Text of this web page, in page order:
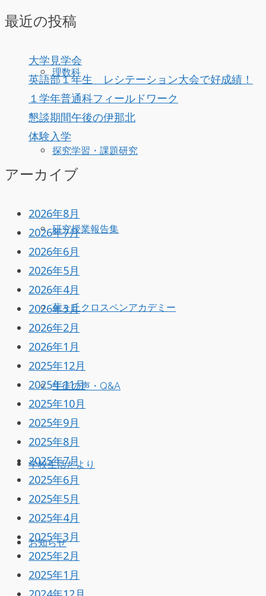
理数科
探究学習・課題研究
研究授業報告集
薫ヶ丘クロスペンアカデミー
生徒の声・Q&A
学校生活だより
お知らせ
最近の投稿
大学見学会
英語部１年生 レシテーション大会で好成績！
１学年普通科フィールドワーク
懇談期間午後の伊那北
体験入学
アーカイブ
2026年8月
2026年7月
2026年6月
2026年5月
2026年4月
2026年3月
2026年2月
2026年1月
2025年12月
2025年11月
2025年10月
2025年9月
2025年8月
2025年7月
2025年6月
2025年5月
2025年4月
2025年3月
2025年2月
2025年1月